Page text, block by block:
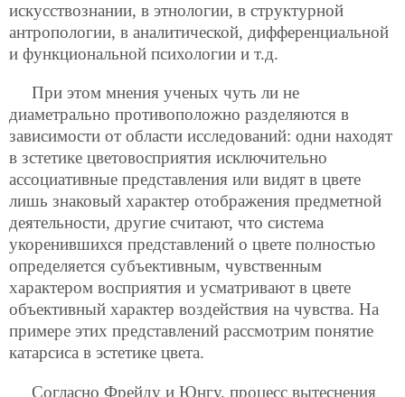
искусствознании, в этнологии, в структурной
антропологии, в аналитической, дифференциальной
и функциональной психологии и т.д.
При этом мнения ученых чуть ли не
диаметрально противоположно разделяются в
зависимости от области исследований: одни находят
в зстетике цветовосприятия исключительно
ассоциативные представления или видят в цвете
лишь знаковый характер отображения предметной
деятельности, другие считают, что система
укоренившихся представлений о цвете полностью
определяется субъективным, чувственным
характером восприятия и усматривают в цвете
объективный характер воздействия на чувства. На
примере этих представлений рассмотрим понятие
катарсиса в эстетике цвета.
Согласно Фрейду и Юнгу, процесс вытеснения